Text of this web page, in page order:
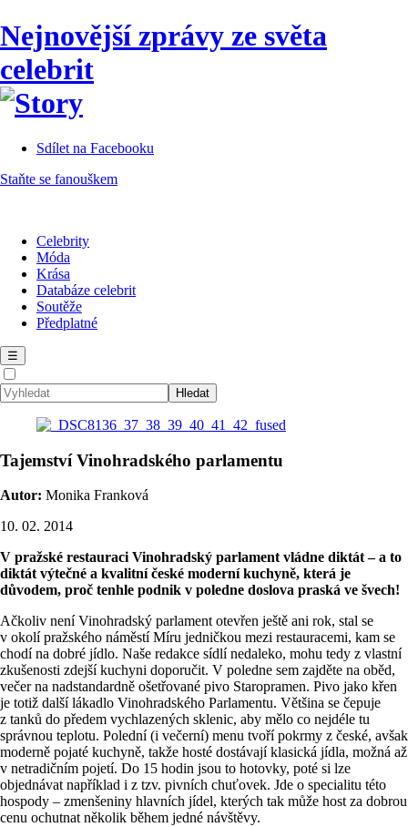
Nejnovější zprávy ze světa
celebrit
Sdílet na Facebooku
Staňte se fanouškem
Celebrity
Móda
Krása
Databáze celebrit
Soutěže
Předplatné
☰
Tajemství Vinohradského parlamentu
Autor: Monika Franková
10. 02. 2014
V pražské restauraci Vinohradský parlament vládne diktát – a to
diktát výtečné a kvalitní české moderní kuchyně, která je
důvodem, proč tenhle podnik v poledne doslova praská ve švech!
Ačkoliv není Vinohradský parlament otevřen ještě ani rok, stal se
v okolí pražského náměstí Míru jedničkou mezi restauracemi, kam se
chodí na dobré jídlo. Naše redakce sídlí nedaleko, mohu tedy z vlastní
zkušenosti zdejší kuchyni doporučit. V poledne sem zajděte na oběd,
večer na nadstandardně ošetřované pivo Staropramen. Pivo jako křen
je totiž další lákadlo Vinohradského Parlamentu. Většina se čepuje
z tanků do předem vychlazených sklenic, aby mělo co nejdéle tu
správnou teplotu. Polední (i večerní) menu tvoří pokrmy z české, avšak
moderně pojaté kuchyně, takže hosté dostávají klasická jídla, možná až
v netradičním pojetí. Do 15 hodin jsou to hotovky, poté si lze
objednávat například i z tzv. pivních chuťovek. Jde o specialitu této
hospody – zmenšeniny hlavních jídel, kterých tak může host za dobrou
cenu ochutnat několik během jedné návštěvy.